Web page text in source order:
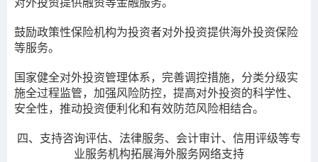
鼓励政策性保险机构为投资者对外投资提供海外投资保险
等服务。
国家健全对外投资管理体系，完善调控措施，分类分级实
施全过程监管，加强风险防控，提高对外投资的科学性、
安全性，推动投资便利化和有效防范风险相结合。
四、支持咨询评估、法律服务、会计审计、信用评级等专
业服务机构拓展海外服务网络支持